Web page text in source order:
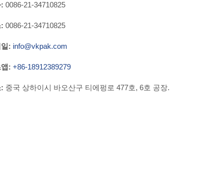
0086-21-34710825
0086-21-34710825
: info@vkpak.com
: +86-18912389279
중국 상하이시 바오산구 티에펑로 477호, 6호 공장.